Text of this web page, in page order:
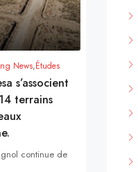
News,Études
s’associent
terrains
continue de